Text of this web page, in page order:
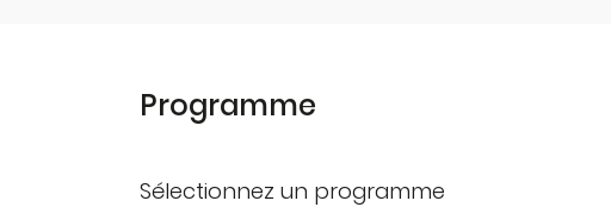
Programme
Sélectionnez un programme